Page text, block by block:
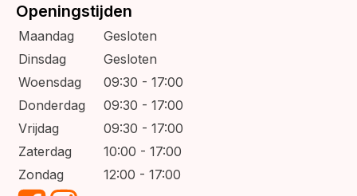
Openingstijden
Maandag
Gesloten
Dinsdag
Gesloten
Woensdag
09:30 - 17:00
Donderdag
09:30 - 17:00
Vrijdag
09:30 - 17:00
Zaterdag
10:00 - 17:00
Zondag
12:00 - 17:00